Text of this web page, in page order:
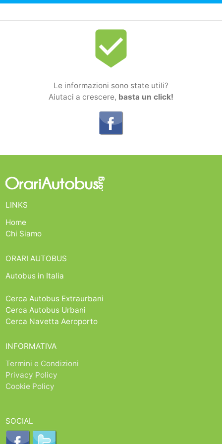
beenhere
Le informazioni sono state utili?
Aiutaci a crescere, basta un click!
LINKS
Home
Chi Siamo
ORARI AUTOBUS
Autobus in Italia
Cerca Autobus Extraurbani
Cerca Autobus Urbani
Cerca Navetta Aeroporto
INFORMATIVA
Termini e Condizioni
Privacy Policy
Cookie Policy
SOCIAL